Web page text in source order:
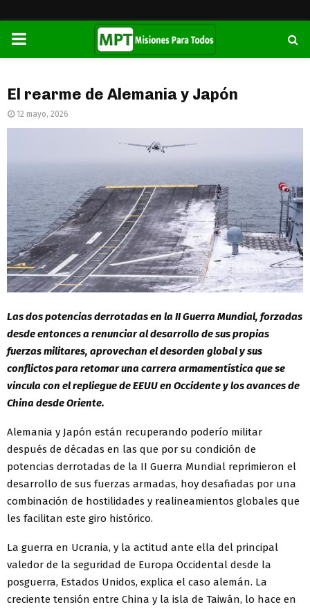
PRIMARY
El rearme de Alemania y Japón
12 mayo, 2026
Las dos potencias derrotadas en la II Guerra Mundial, forzadas
desde entonces a renunciar al desarrollo de sus propias
fuerzas militares, aprovechan el desorden global y sus
conflictos para retomar una carrera armamentística que se
vincula con el repliegue de EEUU en Occidente y los avances de
China desde Oriente.
Alemania y Japón están recuperando poderío militar
después de décadas en las que por su condición de
potencias derrotadas de la II Guerra Mundial reprimieron el
desarrollo de sus fuerzas armadas, hoy desafiadas por una
combinación de hostilidades y realineamientos globales que
les facilitan este giro histórico.
La guerra en Ucrania, y la actitud ante ella del principal
valedor de la seguridad de Europa Occidental desde la
posguerra, Estados Unidos, explica el caso alemán. La
creciente tensión entre China y la isla de Taiwán, lo hace en